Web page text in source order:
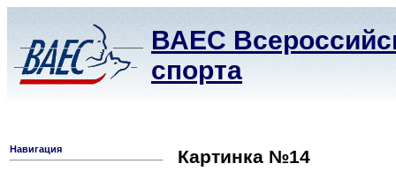
ВАЕС
спорта
Навигация Картинка №14